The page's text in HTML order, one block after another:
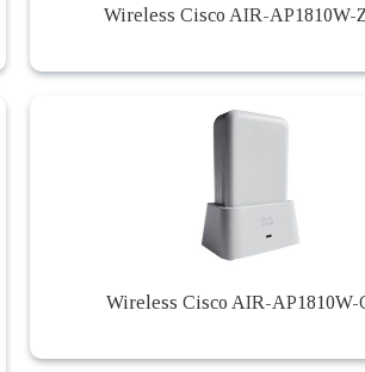
Wireless Cisco AIR-AP1810W-
Wireless Cisco AIR-AP1810W-